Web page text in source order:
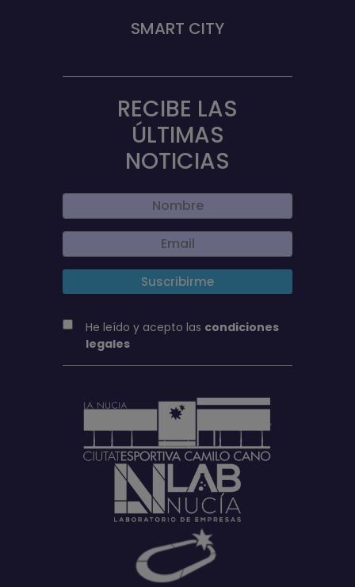
SMART CITY
RECIBE LAS
ÚLTIMAS
NOTICIAS
He leído y acepto las condiciones
legales